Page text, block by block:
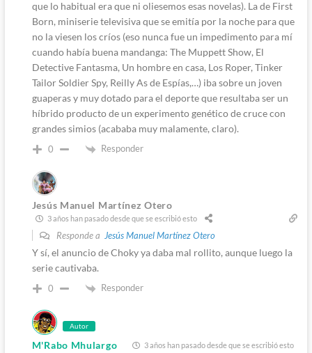
que lo habitual era que ni oliesemos esas novelas). La de First
Born, miniserie televisiva que se emitía por la noche para que
no la viesen los críos (eso nunca fue un impedimento para mí
cuando había buena mandanga: The Muppett Show, El
Detective Fantasma, Un hombre en casa, Los Roper, Tinker
Tailor Soldier Spy, Reilly As de Espías,…) iba sobre un joven
guaperas y muy dotado para el deporte que resultaba ser un
híbrido producto de un experimento genético de cruce con
grandes simios (acababa muy malamente, claro).
0 Responder
Jesús Manuel Martínez Otero
3 años han pasado desde que se escribió esto
Responde a Jesús Manuel Martínez Otero
Y sí, el anuncio de Choky ya daba mal rollito, aunque luego la
serie cautivaba.
0 Responder
Autor
M'Rabo Mhulargo 3 años han pasado desde que se escribió esto